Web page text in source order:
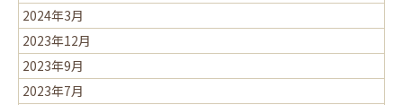
2024年3月
2023年12月
2023年9月
2023年7月